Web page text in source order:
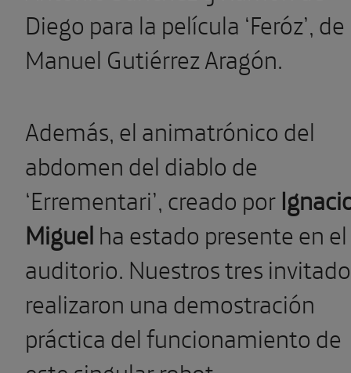
Diego para la película ‘Feróz’, de
Manuel Gutiérrez Aragón.
Además, el animatrónico del
abdomen del diablo de
‘Errementari’, creado por
Miguelha estado presente en el
auditorio. Nuestros tres
realizaron una demostración
práctica del funcionamiento de